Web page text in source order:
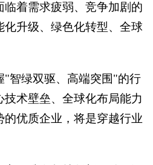
临着需求疲弱、竞争加剧的
化升级、绿色化转型、全球
"智绿双驱、高端突围"的行
术壁垒、全球化布局能力
优质企业，将是穿越行业